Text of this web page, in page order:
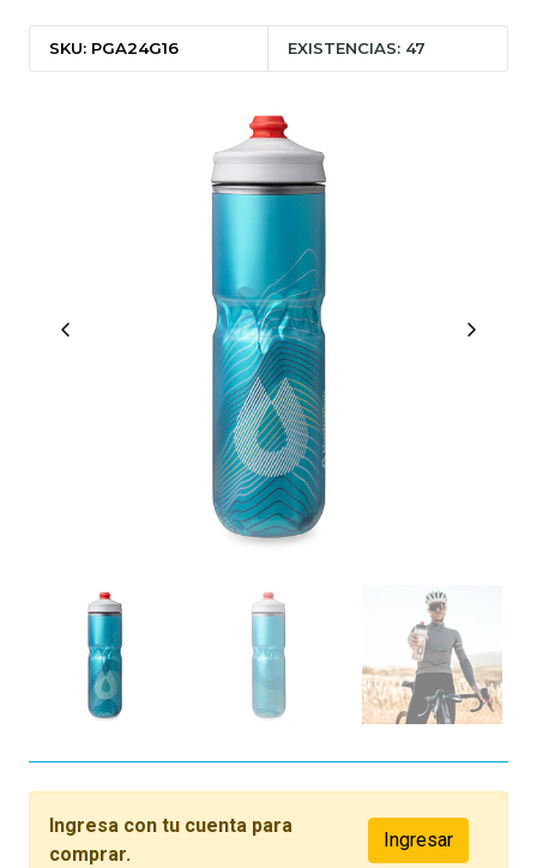
SKU: PGA24G16 EXISTENCIAS: 47
Ingresa con tu cuenta para
comprar.
Ingresar